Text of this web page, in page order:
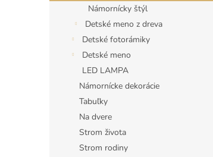
Námornícky štýl
Detské meno z dreva
Detské fotorámiky
Detské meno
LED LAMPA
Námornícke dekorácie
Tabuľky
Na dvere
Strom života
Strom rodiny